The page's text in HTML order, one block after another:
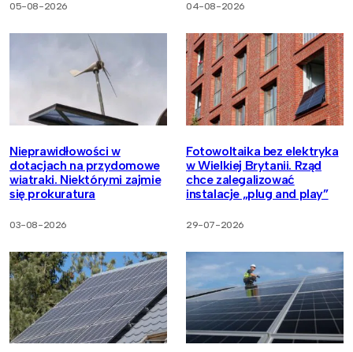
05-08-2026 04-08-2026
Nieprawidłowości w
dotacjach na przydomowe
wiatraki. Niektórymi zajmie
się prokuratura
03-08-2026
Fotowoltaika bez elektryka
w Wielkiej Brytanii. Rząd
chce zalegalizować
instalacje „plug and play”
29-07-2026